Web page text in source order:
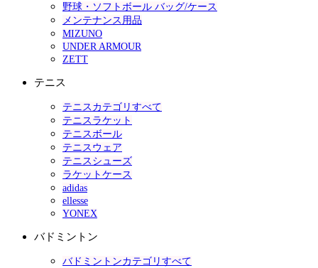
野球・ソフトボール バッグ/ケース
メンテナンス用品
MIZUNO
UNDER ARMOUR
ZETT
テニス
テニスカテゴリすべて
テニスラケット
テニスボール
テニスウェア
テニスシューズ
ラケットケース
adidas
ellesse
YONEX
バドミントン
バドミントンカテゴリすべて